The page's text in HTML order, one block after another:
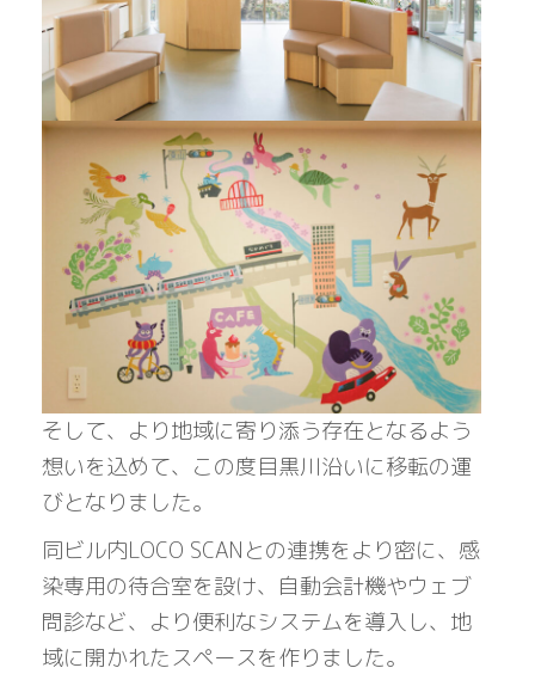
そして、より地域に寄り添う存在となるよう
想いを込めて、この度目黒川沿いに移転の運
びとなりました。
同ビル内LOCO SCANとの連携をより密に、感
染専用の待合室を設け、自動会計機やウェブ
問診など、より便利なシステムを導入し、地
域に開かれたスペースを作りました。